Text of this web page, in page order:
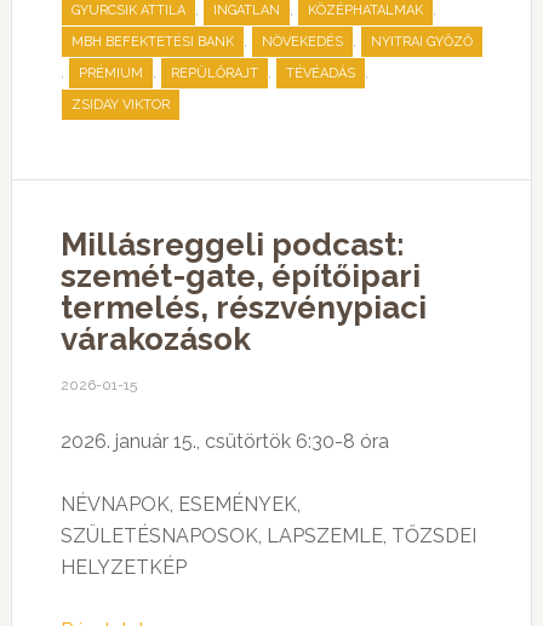
GYURCSIK ATTILA , INGATLAN , KÖZÉPHATALMAK ,
MBH BEFEKTETÉSI BANK , NÖVEKEDÉS , NYITRAI GYŐZŐ
, PRÉMIUM , REPÜLŐRAJT , TÉVÉADÁS ,
ZSIDAY VIKTOR
Millásreggeli podcast:
szemét-gate, építőipari
termelés, részvénypiaci
várakozások
2026-01-15
2026. január 15., csütörtök 6:30-8 óra
NÉVNAPOK, ESEMÉNYEK,
SZÜLETÉSNAPOSOK, LAPSZEMLE, TŐZSDEI
HELYZETKÉP